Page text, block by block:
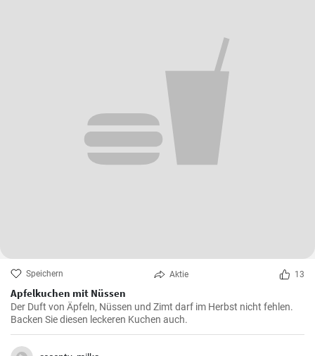
Speichern Aktie 13
Apfelkuchen mit Nüssen
Der Duft von Äpfeln, Nüssen und Zimt darf im Herbst nicht fehlen.
Backen Sie diesen leckeren Kuchen auch.